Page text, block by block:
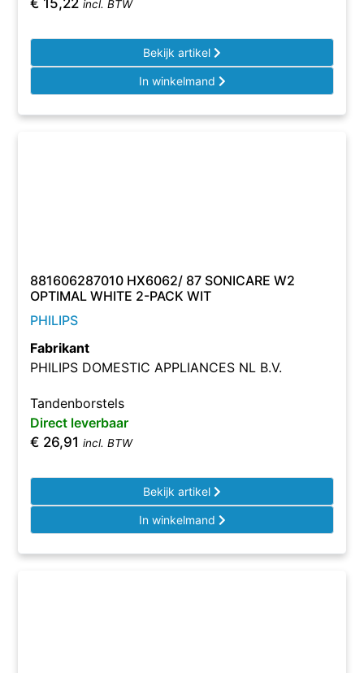
€ 15,22 incl. BTW
Bekijk artikel
In winkelmand
881606287010 HX6062/ 87 SONICARE W2
OPTIMAL WHITE 2-PACK WIT
PHILIPS
Fabrikant
PHILIPS DOMESTIC APPLIANCES NL B.V.
Tandenborstels
Direct leverbaar
€ 26,91 incl. BTW
Bekijk artikel
In winkelmand